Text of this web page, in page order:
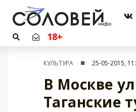
18+
КУЛЬТУРА 25-05-2015,
В Москве
Таганские